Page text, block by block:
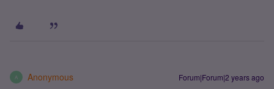
A Anonymous Forum|Forum|2 years ago